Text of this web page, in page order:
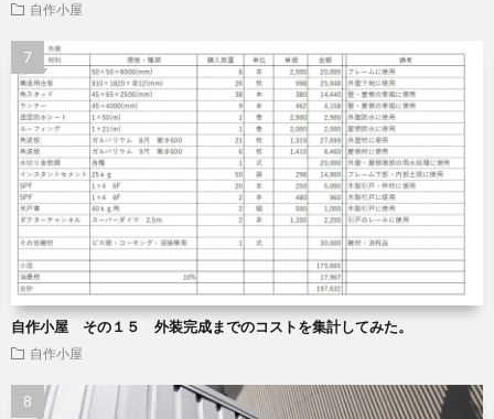
自作小屋
自作小屋 その１５ 外装完成までのコストを集計してみた。
自作小屋